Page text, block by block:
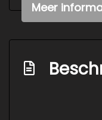
Zijschuifdeur
2
Meer